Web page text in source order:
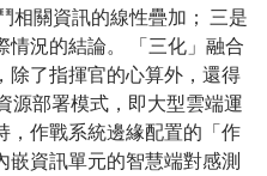
相關資訊的線性疊加； 三是
情況的結論。 「三化」融合
除了指揮官的心算外，還得
源部署模式，即大型雲端運
，作戰系統邊緣配置的「作
嵌資訊單元的智慧端對感測